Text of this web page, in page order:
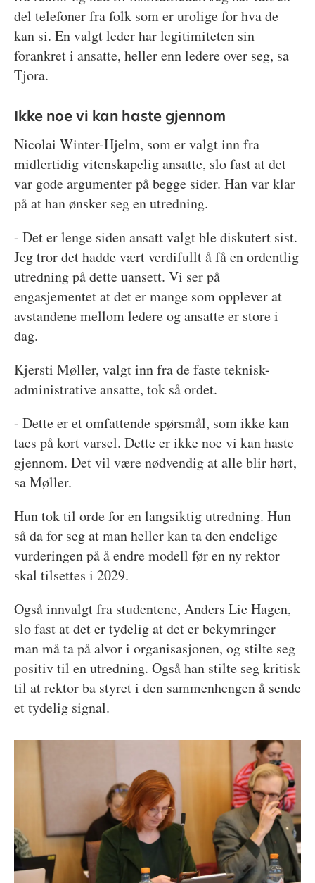
del telefoner fra folk som er urolige for hva de
kan si. En valgt leder har legitimiteten sin
forankret i ansatte, heller enn ledere over seg, sa
Tjora.
Ikke noe vi kan haste gjennom
Nicolai Winter-Hjelm, som er valgt inn fra
midlertidig vitenskapelig ansatte, slo fast at det
var gode argumenter på begge sider. Han var klar
på at han ønsker seg en utredning.
- Det er lenge siden ansatt valgt ble diskutert sist.
Jeg tror det hadde vært verdifullt å få en ordentlig
utredning på dette uansett. Vi ser på
engasjementet at det er mange som opplever at
avstandene mellom ledere og ansatte er store i
dag.
Kjersti Møller, valgt inn fra de faste teknisk-
administrative ansatte, tok så ordet.
- Dette er et omfattende spørsmål, som ikke kan
taes på kort varsel. Dette er ikke noe vi kan haste
gjennom. Det vil være nødvendig at alle blir hørt,
sa Møller.
Hun tok til orde for en langsiktig utredning. Hun
så da for seg at man heller kan ta den endelige
vurderingen på å endre modell før en ny rektor
skal tilsettes i 2029.
Også innvalgt fra studentene, Anders Lie Hagen,
slo fast at det er tydelig at det er bekymringer
man må ta på alvor i organisasjonen, og stilte seg
positiv til en utredning. Også han stilte seg kritisk
til at rektor ba styret i den sammenhengen å sende
et tydelig signal.